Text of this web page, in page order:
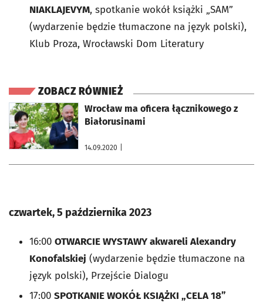
NIAKLAJEVYM, spotkanie wokół książki „SAM”
(wydarzenie będzie tłumaczone na język polski),
Klub Proza, Wrocławski Dom Literatury
ZOBACZ RÓWNIEŻ
Wrocław ma oficera łącznikowego z
Białorusinami
14.09.2020
otworzy się w nowej karcie
czwartek, 5 października 2023
16:00 OTWARCIE WYSTAWY akwareli Alexandry
Konofalskiej (wydarzenie będzie tłumaczone na
język polski), Przejście Dialogu
17:00 SPOTKANIE WOKÓŁ KSIĄŻKI „CELA 18”